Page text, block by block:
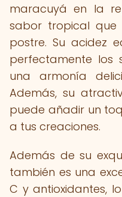
maracuyá en la
sabor tropical que
postre. Su acidez
perfectamente los
una armonía
Además, su
puede añadir un
a tus creaciones.
Además de su
también es una
C y antioxidantes,